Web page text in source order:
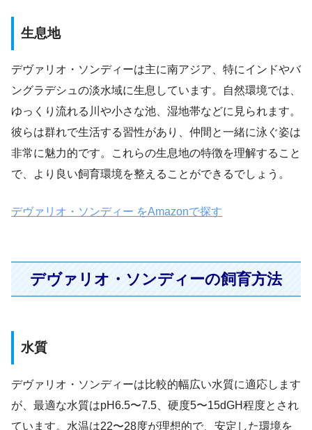
生息地
デヴァリオ・ソンディーは主に南アジア、特にインドやバ
ングラデシュの淡水域に生息しています。自然環境では、
ゆっくり流れる川や小さな池、湿地帯などに見られます。
彼らは群れで生活する習性があり、仲間と一緒に泳ぐ姿は
非常に魅力的です。これらの生息地の特徴を理解すること
で、より良い飼育環境を整えることができるでしょう。
デヴァリオ・ソンディー をAmazonで探す
デヴァリオ・ソンディーの飼育方法
水質
デヴァリオ・ソンディーは比較的幅広い水質に適応します
が、最適な水質はpH6.5〜7.5、硬度5〜15dGH程度とされ
ています。水温は22〜28度が理想的で、安定した環境を